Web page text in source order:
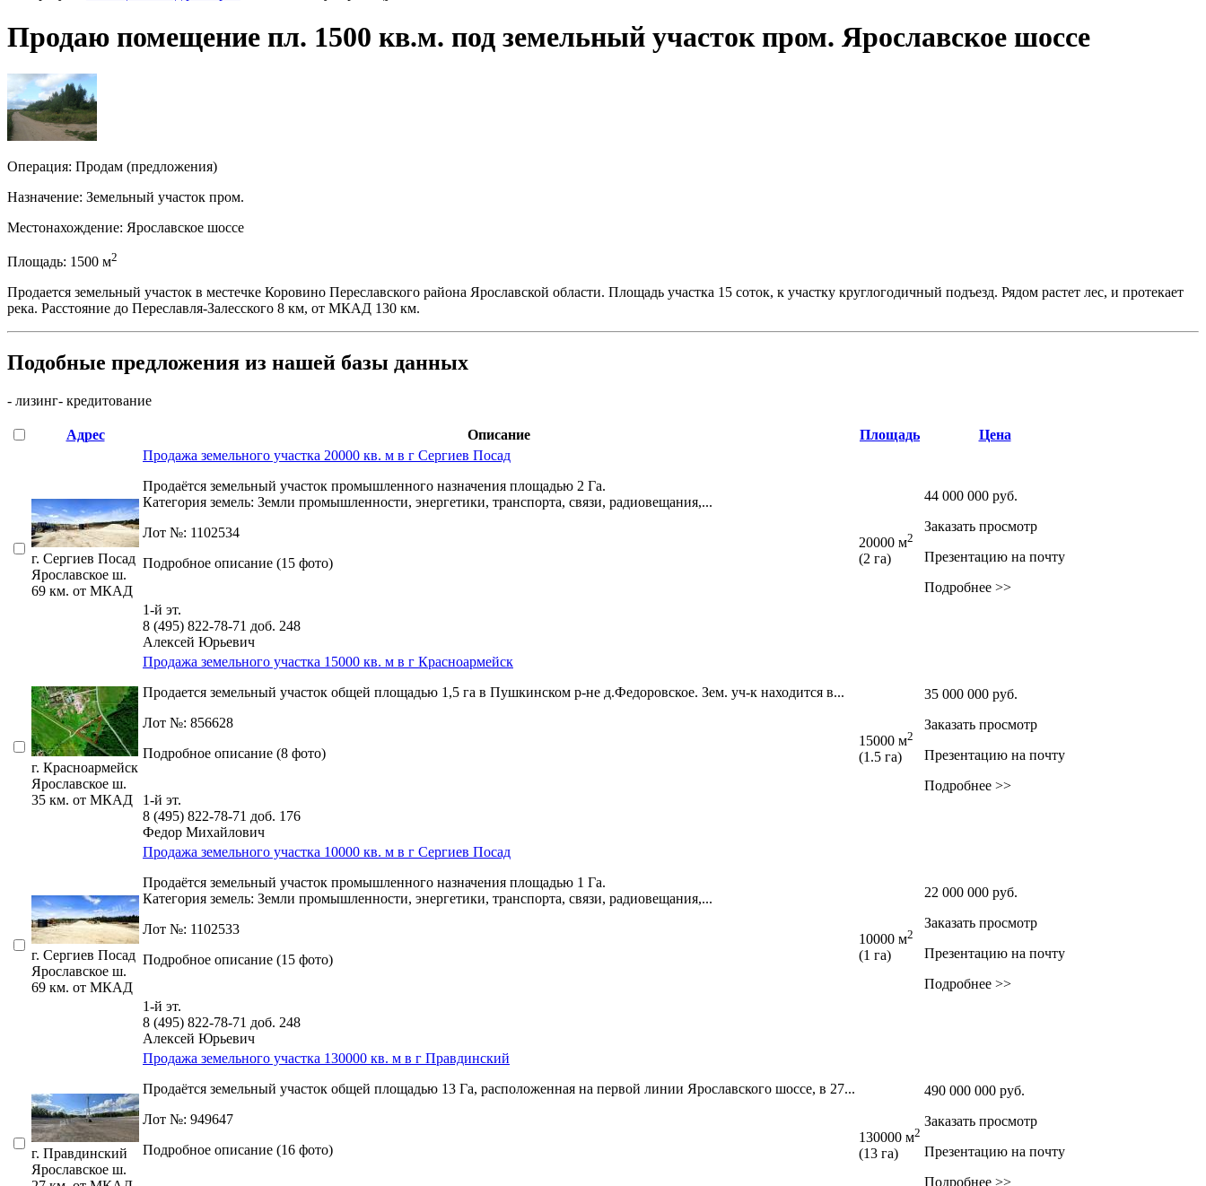
Продаю помещение пл. 1500 кв.м. под земельный участок пром. Ярославское шоссе
Операция: Продам (предложения)
Назначение: Земельный участок пром.
Местонахождение: Ярославское шоссе
Площадь: 1500 м2
Продается земельный участок в местечке Коровино Переславского района Ярославской области. Площадь участка 15 соток, к участку круглогодичный подъезд. Рядом растет лес, и протекает
река. Расстояние до Переславля-Залесского 8 км, от МКАД 130 км.
Подобные предложения из нашей базы данных
- лизинг- кредитование
Адрес Описание Площадь Цена
г. Сергиев Посад
Ярославское ш.
69 км. от МКАД
Продажа земельного участка 20000 кв. м в г Сергиев Посад
Продаётся земельный участок промышленного назначения площадью 2 Га.
Категория земель: Земли промышленности,­ энергетики,­ транспорта,­ связи,­ радиовещания,­...
Лот №: 1102534
Подробное описание (15 фото)
1-й эт.
8 (495) 822-78-71 доб. 248
Алексей Юрьевич
20000 м2
(2 га)
44 000 000 руб.
Заказать просмотр
Презентацию на почту
Подробнее >>
г. Красноармейск
Ярославское ш.
35 км. от МКАД
Продажа земельного участка 15000 кв. м в г Красноармейск
Продается земельный участок общей площадью 1,­5 га в Пушкинском р-не д.Федоровское. Зем. уч-к находится в...
Лот №: 856628
Подробное описание (8 фото)
1-й эт.
8 (495) 822-78-71 доб. 176
Федор Михайлович
15000 м2
(1.5 га)
35 000 000 руб.
Заказать просмотр
Презентацию на почту
Подробнее >>
г. Сергиев Посад
Ярославское ш.
69 км. от МКАД
Продажа земельного участка 10000 кв. м в г Сергиев Посад
Продаётся земельный участок промышленного назначения площадью 1 Га.
Категория земель: Земли промышленности,­ энергетики,­ транспорта,­ связи,­ радиовещания,­...
Лот №: 1102533
Подробное описание (15 фото)
1-й эт.
8 (495) 822-78-71 доб. 248
Алексей Юрьевич
10000 м2
(1 га)
22 000 000 руб.
Заказать просмотр
Презентацию на почту
Подробнее >>
г. Правдинский
Ярославское ш.
Продажа земельного участка 130000 кв. м в г Правдинский
Продаётся земельный участок общей площадью 13 Га,­ расположенная на первой линии Ярославского шоссе,­ в 27...
Лот №: 949647
Подробное описание (16 фото)
130000 м2
(13 га)
490 000 000 руб.
Заказать просмотр
Презентацию на почту
Подробнее >>